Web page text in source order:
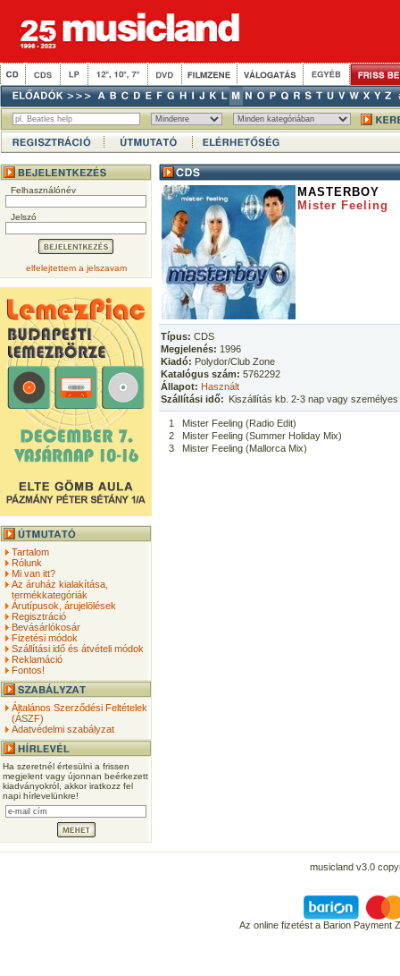
Felhasználónév
Jelszó
elfelejtettem a jelszavam
Tartalom
Rólunk
Mi van itt?
Az áruház kialakítása,
termékkategóriák
Árutípusok, árujelölések
Regisztráció
Bevásárlókosár
Fizetési módok
Szállítási idő és átvételi módok
Reklamáció
Fontos!
Általános Szerződési Feltételek
(ÁSZF)
Adatvédelmi szabályzat
Ha szeretnél értesülni a frissen
megjelent vagy újonnan beérkezett
kiadványokról, akkor iratkozz fel
napi hírlevelünkre!
MASTERBOY
Mister Feeling
Típus: CDS
Megjelenés: 1996
Kiadó: Polydor/Club Zone
Katalógus szám: 5762292
Állapot: Használt
Szállítási idő: Kiszállítás kb. 2-3 nap vagy
1
Mister Feeling (Radio Edit)
2
Mister Feeling (Summer Holiday Mix)
3
Mister Feeling (Mallorca Mix)
musicland v3.0
Az online fizetést a Barion Payment